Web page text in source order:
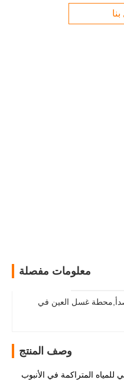
معلومات مفصلة
وصف المنتج
المتراكمة في الأنبوب